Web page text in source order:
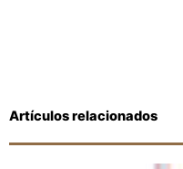
Artículos relacionados